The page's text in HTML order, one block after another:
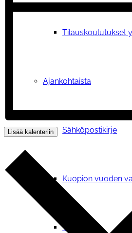
Tilauskoulutukset
Ajankohtaista
Sähköpostikirje
Kuopion vuoden
Vetoomus
Lisää kalenteriin